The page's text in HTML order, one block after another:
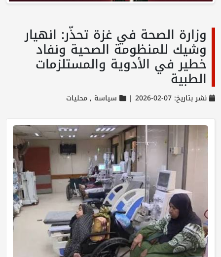
وزارة الصحة في غزة تحذّر: انهيار
وشيك للمنظومة الصحية ونفاد
خطير في الأدوية والمستلزمات
الطبية
نشر بتاريخ: 07-02-2026 | سياسة ,محليات